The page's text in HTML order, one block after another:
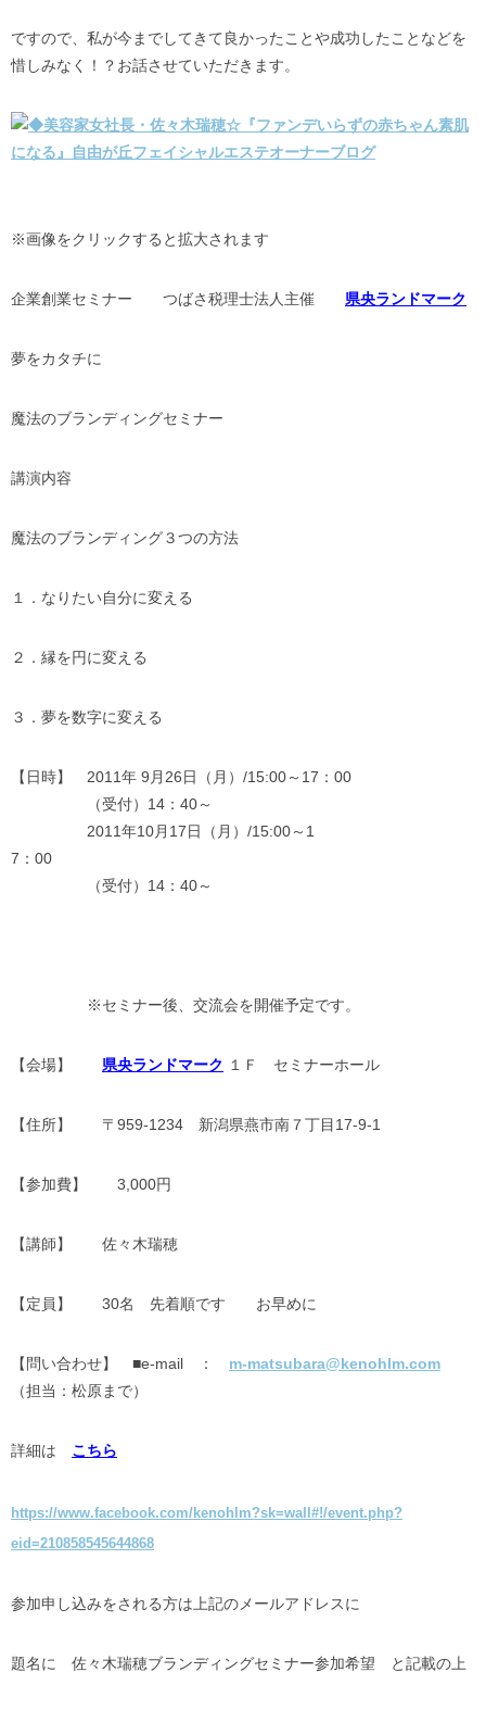
ですので、私が今までしてきて良かったことや成功したことなどを
惜しみなく！？お話させていただきます。
※画像をクリックすると拡大されます
企業創業セミナー つばさ税理士法人主催 県央ランドマーク
夢をカタチに
魔法のブランディングセミナー
講演内容
魔法のブランディング３つの方法
１．なりたい自分に変える
２．縁を円に変える
３．夢を数字に変える
【日時】 2011年 9月26日（月）/15:00～17：00
（受付）14：40～
2011年10月17日（月）/15:00～1
7：00
（受付）14：40～
※セミナー後、交流会を開催予定です。
【会場】 県央ランドマーク １Ｆ セミナーホール
【住所】 〒959-1234 新潟県燕市南７丁目17-9-1
【参加費】 3,000円
【講師】 佐々木瑞穂
【定員】 30名 先着順です お早めに
【問い合わせ】 ■e-mail ： m-matsubara@kenohlm.com
（担当：松原まで）
詳細は こちら
https://www.facebook.com/kenohlm?sk=wall#!/event.php?
eid=210858545644868
参加申し込みをされる方は上記のメールアドレスに
題名に 佐々木瑞穂ブランディングセミナー参加希望 と記載の上